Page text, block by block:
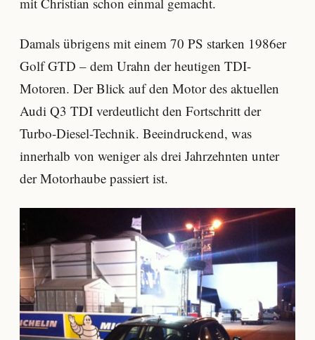
Damals übrigens mit einem 70 PS starken 1986er
Golf GTD – dem Urahn der heutigen TDI-
Motoren. Der Blick auf den Motor des aktuellen
Audi Q3 TDI verdeutlicht den Fortschritt der
Turbo-Diesel-Technik. Beeindruckend, was
innerhalb von weniger als drei Jahrzehnten unter
der Motorhaube passiert ist.